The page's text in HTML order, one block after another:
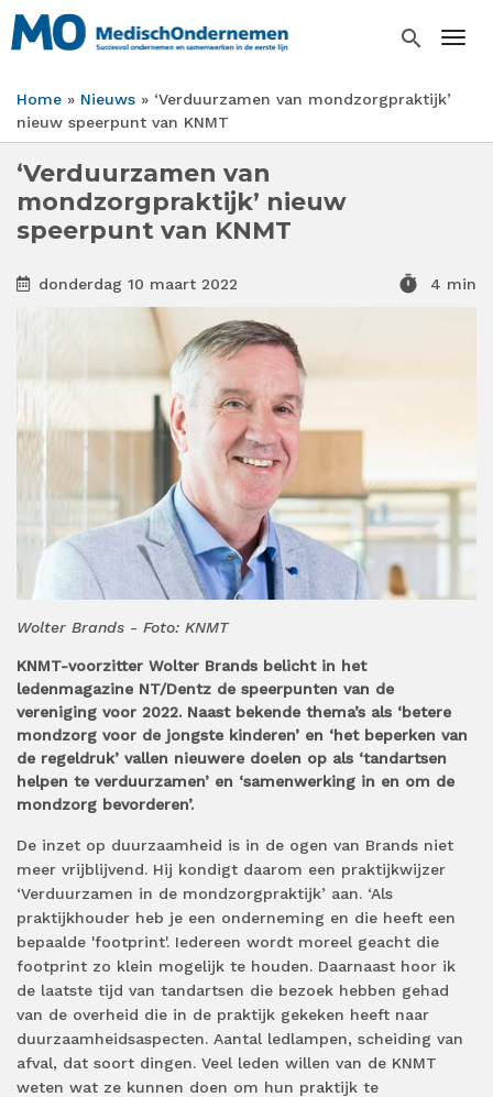
Overslaan
en
inhoud
gaan
search
Kruimelpad
Home Nieuws
‘Verduurzamen van mondzorgpraktijk’
nieuw speerpunt van KNMT
‘Verduurzamen van
mondzorgpraktijk’ nieuw
speerpunt van KNMT
donderdag 10 maart 2022 timer 4 min
Wolter Brands - Foto: KNMT
KNMT-voorzitter Wolter Brands belicht in het
ledenmagazine NT/Dentz de speerpunten van de
vereniging voor 2022. Naast bekende thema’s als ‘betere
mondzorg voor de jongste kinderen’ en ‘het beperken van
de regeldruk’ vallen nieuwere doelen op als ‘tandartsen
helpen te verduurzamen’ en ‘samenwerking in en om de
mondzorg bevorderen’.
De inzet op duurzaamheid is in de ogen van Brands niet
meer vrijblijvend. Hij kondigt daarom een praktijkwijzer
‘Verduurzamen in de mondzorgpraktijk’ aan. ‘Als
praktijkhouder heb je een onderneming en die heeft een
bepaalde 'footprint'. Iedereen wordt moreel geacht die
footprint zo klein mogelijk te houden. Daarnaast hoor ik
de laatste tijd van tandartsen die bezoek hebben gehad
van de overheid die in de praktijk gekeken heeft naar
duurzaamheidsaspecten. Aantal ledlampen, scheiding van
afval, dat soort dingen. Veel leden willen van de KNMT
weten wat ze kunnen doen om hun praktijk te